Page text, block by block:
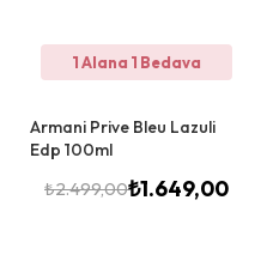
1 Alana 1 Bedava
Armani Prive Bleu Lazuli
Edp 100ml
₺2.499,00₺1.649,00